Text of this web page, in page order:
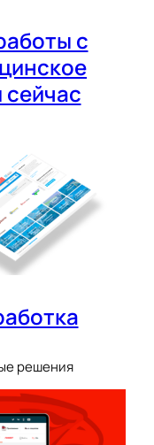
с
сейчас
решения